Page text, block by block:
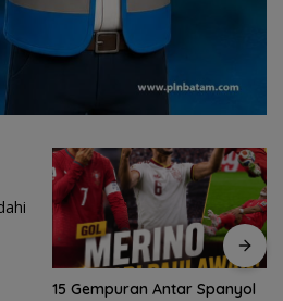
15 Gempuran Antar Spanyol